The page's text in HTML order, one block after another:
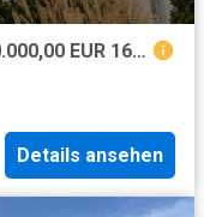
Haus zum Kaufen in Eschborn 890.000,00 EUR 165 m²
Details ansehen